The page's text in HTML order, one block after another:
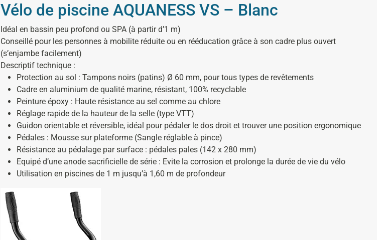
Vélo de piscine AQUANESS VS – Blanc
Idéal en bassin peu profond ou SPA (à partir d’1 m)
Conseillé pour les personnes à mobilite réduite ou en rééducation grâce à son cadre plus ouvert
(s’enjambe facilement)
Descriptif technique :
Protection au sol : Tampons noirs (patins) Ø 60 mm, pour tous types de revêtements
Cadre en aluminium de qualité marine, résistant, 100% recyclable
Peinture époxy : Haute résistance au sel comme au chlore
Réglage rapide de la hauteur de la selle (type VTT)
Guidon orientable et réversible, idéal pour pédaler le dos droit et trouver une position ergonomique
Pédales : Mousse sur plateforme (Sangle réglable à pince)
Résistance au pédalage par surface : pédales pales (142 x 280 mm)
Equipé d’une anode sacrificielle de série : Evite la corrosion et prolonge la durée de vie du vélo
Utilisation en piscines de 1 m jusqu’à 1,60 m de profondeur